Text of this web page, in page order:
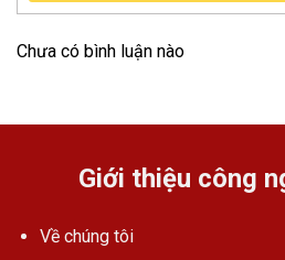
Chưa có bình luận nào
Giới thiệu công
Về chúng tôi